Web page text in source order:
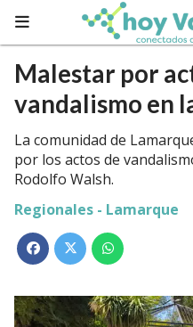
Malestar por
vandalismo en
La comunidad de
por los actos de
Rodolfo Walsh.
Regionales - Lamarque